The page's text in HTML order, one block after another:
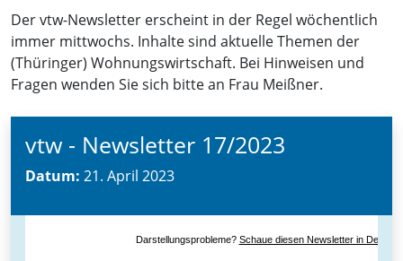
Der vtw-Newsletter erscheint in der Regel wöchentlich
immer mittwochs. Inhalte sind aktuelle Themen der
(Thüringer) Wohnungswirtschaft. Bei Hinweisen und
Fragen wenden Sie sich bitte an Frau Meißner.
vtw - Newsletter 17/2023
Datum: 21. April 2023